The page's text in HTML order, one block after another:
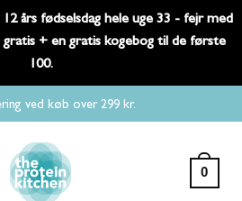
års fødselsdag hele uge 33 - fejr med
gratis + en gratis kogebog til de første
100.
ved køb over 299 kr.
0